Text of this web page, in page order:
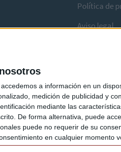
a información en un
medición de publicidad y
mediante las
De forma alternativa, puede
puede no requerir de su
en cualquier
Política de
Aviso legal